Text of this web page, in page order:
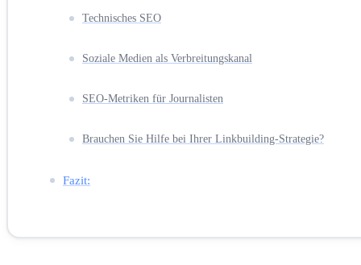
Technisches SEO
Soziale Medien als Verbreitungskanal
SEO-Metriken für Journalisten
Brauchen Sie Hilfe bei Ihrer Linkbuilding-Strategie?
Fazit: